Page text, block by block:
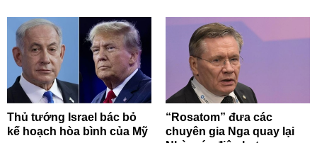
Thủ tướng Israel bác bỏ
kế hoạch hòa bình của Mỹ
“Rosatom” đưa các
chuyên gia Nga quay lại